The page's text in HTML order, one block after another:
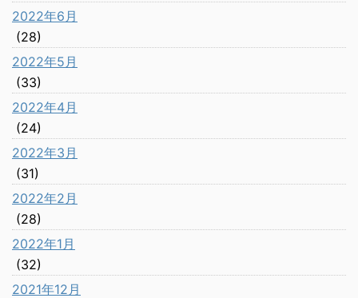
2022年6月
(28)
2022年5月
(33)
2022年4月
(24)
2022年3月
(31)
2022年2月
(28)
2022年1月
(32)
2021年12月